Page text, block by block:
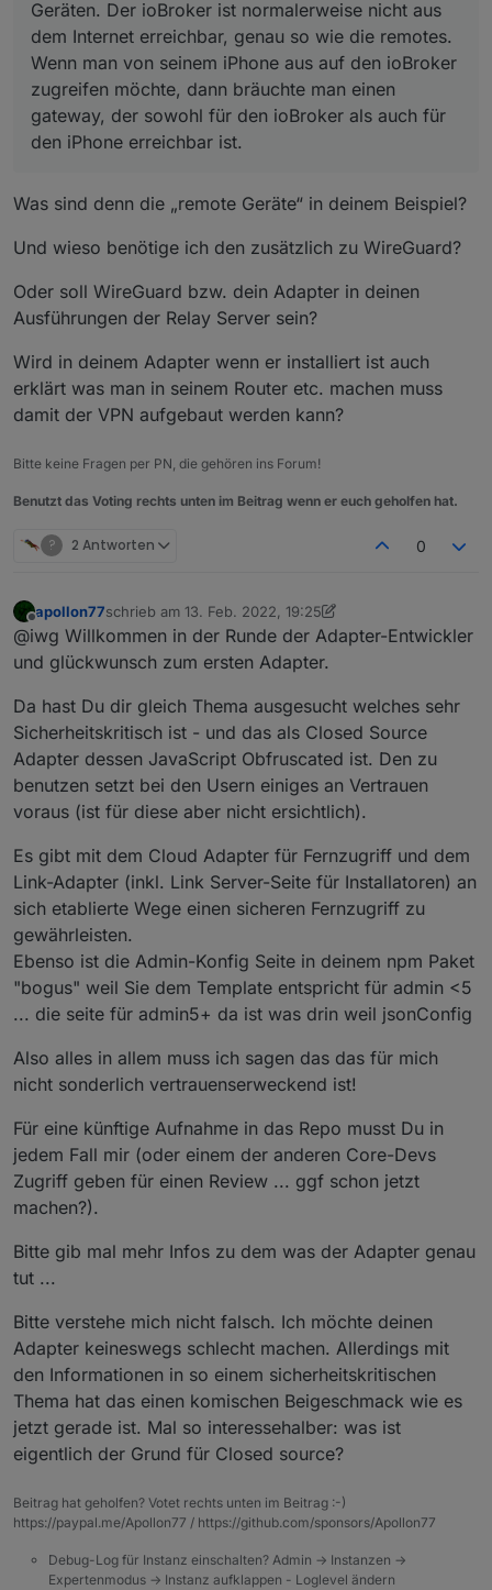
den iPhone erreichbar ist.
Geräten. Der ioBroker ist normalerweise nicht aus
dem Internet erreichbar, genau so wie die remotes.
Wenn man von seinem iPhone aus auf den ioBroker
zugreifen möchte, dann bräuchte man einen
gateway, der sowohl für den ioBroker als auch für
den iPhone erreichbar ist.
Was sind denn die „remote Geräte“ in deinem Beispiel?
Und wieso benötige ich den zusätzlich zu WireGuard?
Oder soll WireGuard bzw. dein Adapter in deinen
Ausführungen der Relay Server sein?
Wird in deinem Adapter wenn er installiert ist auch
erklärt was man in seinem Router etc. machen muss
damit der VPN aufgebaut werden kann?
Bitte keine Fragen per PN, die gehören ins Forum!
Benutzt das Voting rechts unten im Beitrag wenn er euch geholfen hat.
? 2 Antworten 0
Offline
apollon77schrieb am 13. Feb. 2022, 19:25
zuletzt editiert von apollon77
@iwg Willkommen in der Runde der Adapter-Entwickler
und glückwunsch zum ersten Adapter.
Da hast Du dir gleich Thema ausgesucht welches sehr
Sicherheitskritisch ist - und das als Closed Source
Adapter dessen JavaScript Obfruscated ist. Den zu
benutzen setzt bei den Usern einiges an Vertrauen
voraus (ist für diese aber nicht ersichtlich).
Es gibt mit dem Cloud Adapter für Fernzugriff und dem
Link-Adapter (inkl. Link Server-Seite für Installatoren) an
sich etablierte Wege einen sicheren Fernzugriff zu
gewährleisten.
Ebenso ist die Admin-Konfig Seite in deinem npm Paket
"bogus" weil Sie dem Template entspricht für admin <5
... die seite für admin5+ da ist was drin weil jsonConfig
Also alles in allem muss ich sagen das das für mich
nicht sonderlich vertrauenserweckend ist!
Für eine künftige Aufnahme in das Repo musst Du in
jedem Fall mir (oder einem der anderen Core-Devs
Zugriff geben für einen Review ... ggf schon jetzt
machen?).
Bitte gib mal mehr Infos zu dem was der Adapter genau
tut ...
Bitte verstehe mich nicht falsch. Ich möchte deinen
Adapter keineswegs schlecht machen. Allerdings mit
den Informationen in so einem sicherheitskritischen
Thema hat das einen komischen Beigeschmack wie es
jetzt gerade ist. Mal so interessehalber: was ist
eigentlich der Grund für Closed source?
Beitrag hat geholfen? Votet rechts unten im Beitrag :-)
https://paypal.me/Apollon77 / https://github.com/sponsors/Apollon77
Debug-Log für Instanz einschalten? Admin -> Instanzen ->
Expertenmodus -> Instanz aufklappen - Loglevel ändern